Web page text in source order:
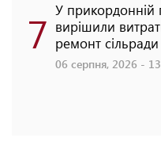
7 У прикордонній
вирішили
ремонт сільради
06 серпня, 2026 -